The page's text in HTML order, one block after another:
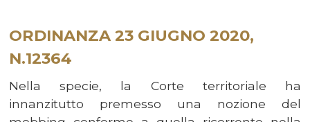
ORDINANZA 23 GIUGNO 2020,
N.12364
Nella specie, la Corte territoriale ha
innanzitutto premesso una nozione del